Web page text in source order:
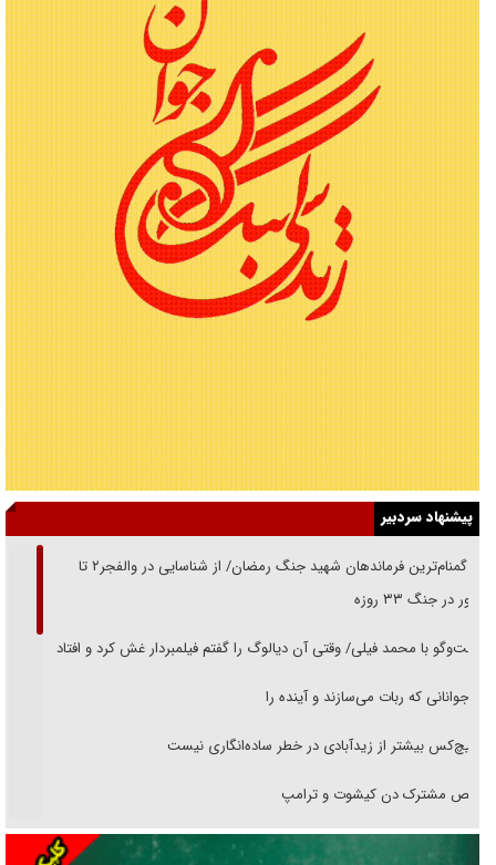
پیشنهاد سردبیر
از گمنام‌ترین فرماندهان شهید جنگ رمضان/ از شناسایی در والفجر۲ تا
حضور در جنگ ۳۳ روزه
گفت‌وگو با محمد فیلی/ وقتی آن دیالوگ را گفتم فیلمبردار غش کرد و افتاد
نوجوانانی که ربات می‌سازند و آینده را
هیچ‌کس بیشتر از زیدآبادی در خطر ساده‌انگاری نیست
رقص مشترک دن کیشوت و ترامپ
دنده دولت به واگذاری مسئله‌دار ایران‌خودرو/ خصوصی‌سازی یا انحصار؟